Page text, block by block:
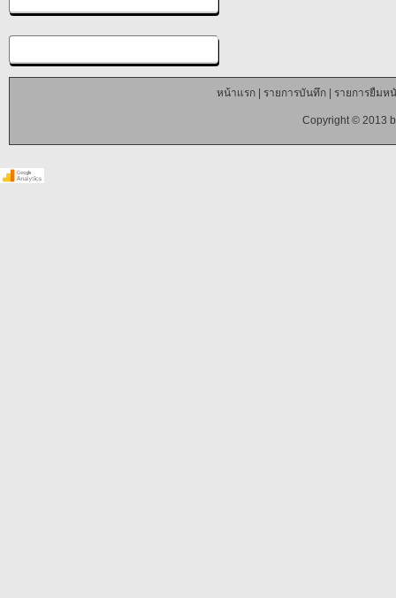
หน้าแรก| รายการบันทึก| รายการยืมห
Copyright © 2013